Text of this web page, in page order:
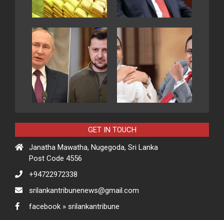
GET IN TOUCH
Janatha Mawatha, Nugegoda, Sri Lanka
Post Code 4556
+94722972338
srilankantribunenews@gmail.com
facebook » srilankantribune